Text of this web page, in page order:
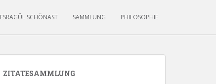
ESRAGÜL SCHÖNAST SAMMLUNG PHILOSOPHIE
ZITATESAMMLUNG